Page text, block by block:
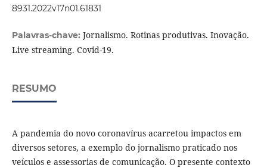
8931.2022v17n01.61831
Palavras-chave: Jornalismo. Rotinas produtivas. Inovação.
Live streaming. Covid-19.
RESUMO
A pandemia do novo coronavírus acarretou impactos em
diversos setores, a exemplo do jornalismo praticado nos
veículos e assessorias de comunicação. O presente contexto